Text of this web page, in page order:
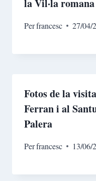
la Vil·la
Perfrancesc 27/04/
Fotos de la
Ferran i al
Palera
Perfrancesc 13/06/